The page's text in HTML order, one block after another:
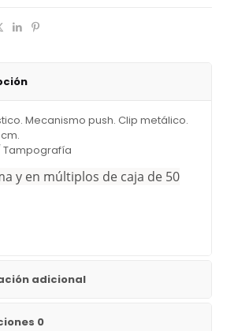
Mecanismo push. Clip metálico.
Tampografía
y en múltiplos de caja de 50
adicional
0